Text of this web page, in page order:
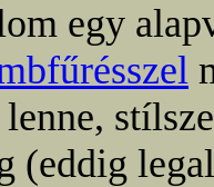
egy
(eddig